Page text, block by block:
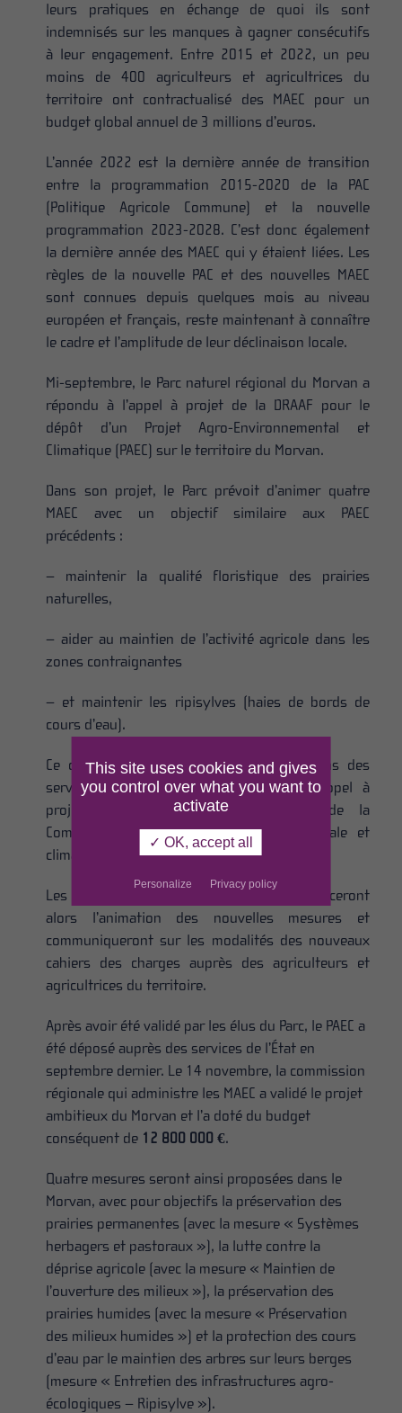
leurs pratiques en échange de quoi ils sont
indemnisés sur les manques à gagner consécutifs
à leur engagement. Entre 2015 et 2022, un peu
moins de 400 agriculteurs et agricultrices du
territoire ont contractualisé des MAEC pour un
budget global annuel de 3 millions d’euros.
L’année 2022 est la dernière année de transition
entre la programmation 2015-2020 de la PAC
(Politique Agricole Commune) et la nouvelle
programmation 2023-2028. C’est donc également
la dernière année des MAEC qui y étaient liées. Les
règles de la nouvelle PAC et des nouvelles MAEC
sont connues depuis quelques mois au niveau
européen et français, reste maintenant à connaître
le cadre et l’amplitude de leur déclinaison locale.
Mi-septembre, le Parc naturel régional du Morvan a
répondu à l’appel à projet de la DRAAF pour le
dépôt d’un Projet Agro-Environnemental et
Climatique (PAEC) sur le territoire du Morvan.
Dans son projet, le Parc prévoit d’animer quatre
MAEC avec un objectif similaire aux PAEC
précédents :
– maintenir la qualité floristique des prairies
naturelles,
– aider au maintien de l’activité agricole dans les
zones contraignantes
– et maintenir les ripisylves (haies de bords de
cours d’eau).
Ce dossier est actuellement dans les mains des
services instructeurs et la réponse à l’appel à
projet sera rendu mi-novembre lors de la
Commission régionale agro-environnementale et
climatique (CRAEC).
Les chargés de mission du Parc commenceront
alors l’animation des nouvelles mesures et
communiqueront sur les modalités des nouveaux
cahiers des charges auprès des agriculteurs et
agricultrices du territoire.
Après avoir été validé par les élus du Parc, le PAEC a
été déposé auprès des services de l’État en
septembre dernier. Le 14 novembre, la commission
régionale qui administre les MAEC a validé le projet
ambitieux du Morvan et l’a doté du budget
conséquent de 12 800 000 €.
Quatre mesures seront ainsi proposées dans le
Morvan, avec pour objectifs la préservation des
prairies permanentes (avec la mesure « Systèmes
herbagers et pastoraux »), la lutte contre la
déprise agricole (avec la mesure « Maintien de
l’ouverture des milieux »), la préservation des
prairies humides (avec la mesure « Préservation
des milieux humides ») et la protection des cours
d’eau par le maintien des arbres sur leurs berges
(mesure « Entretien des infrastructures agro-
écologiques – Ripisylve »).
This site uses cookies and gives
you control over what you want to
activate
✓ OK, accept all
Personalize Privacy policy